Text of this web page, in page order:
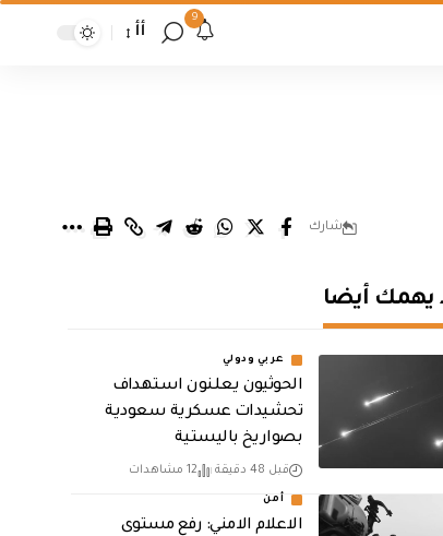
9
أأ
شارك
يهمك أيضا
عربي ودولي
الحوثيون يعلنون استهداف
تحشيدات عسكرية سعودية
بصواريخ باليستية
قبل 48 دقيقة 12 مشاهدات
أمن
الاعلام الامني: رفع مستوى